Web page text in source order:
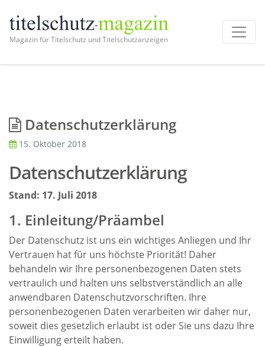
Magazin für Titelschutz und Titelschutzanzeigen
Datenschutzerklärung
15. Oktober 2018
Datenschutzerklärung
Stand: 17. Juli 2018
1. Einleitung/Präambel
Der Datenschutz ist uns ein wichtiges Anliegen und Ihr
Vertrauen hat für uns höchste Priorität! Daher
behandeln wir Ihre personenbezogenen Daten stets
vertraulich und halten uns selbstverständlich an alle
anwendbaren Datenschutzvorschriften. Ihre
personenbezogenen Daten verarbeiten wir daher nur,
soweit dies gesetzlich erlaubt ist oder Sie uns dazu Ihre
Einwilligung erteilt haben.